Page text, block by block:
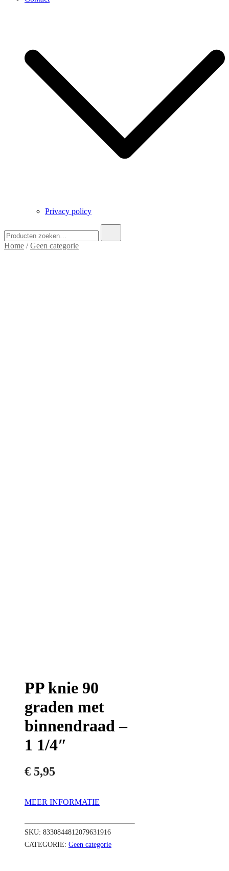
Privacy policy
naar:
Home /Geen categorie
PP knie 90
graden met
binnendraad –
1 1/4″
€ 5,95
MEER INFORMATIE
SKU: 8330844812079631916
CATEGORIE: Geen categorie